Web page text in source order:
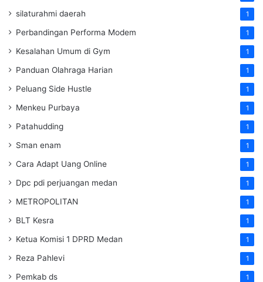
silaturahmi daerah 1
Perbandingan Performa Modem 1
Kesalahan Umum di Gym 1
Panduan Olahraga Harian 1
Peluang Side Hustle 1
Menkeu Purbaya 1
Patahudding 1
Sman enam 1
Cara Adapt Uang Online 1
Dpc pdi perjuangan medan 1
METROPOLITAN 1
BLT Kesra 1
Ketua Komisi 1 DPRD Medan 1
Reza Pahlevi 1
Pemkab ds 1